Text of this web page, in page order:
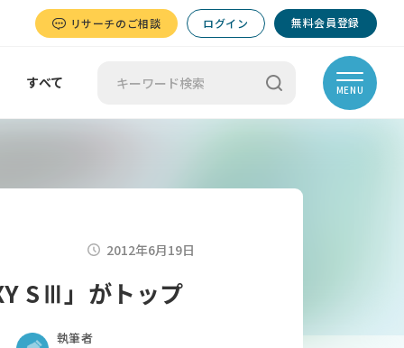
リサーチのご相談 ログイン 無料会員登録
すべて MENU
2012年6月19日
SⅢ」がトップ
執筆者